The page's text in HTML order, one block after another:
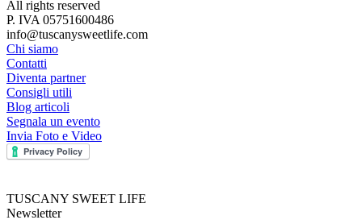
All rights reserved
P. IVA 05751600486
info@tuscanysweetlife.com
Chi siamo
Contatti
Diventa partner
Consigli utili
Blog articoli
Segnala un evento
Invia Foto e Video
TUSCANY SWEET LIFE
Newsletter